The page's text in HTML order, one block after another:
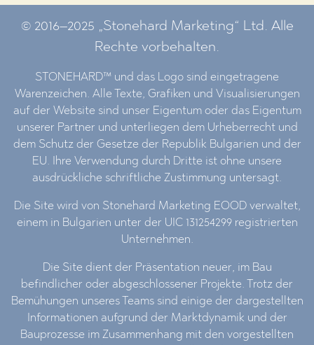
© 2016–2025 „Stonehard Marketing“ Ltd. Alle
Rechte vorbehalten.
STONEHARD™ und das Logo sind eingetragene
Warenzeichen. Alle Texte, Grafiken und Visualisierungen
auf der Website sind unser Eigentum oder das Eigentum
unserer Partner und unterliegen dem Urheberrecht und
dem Schutz der Gesetze der Republik Bulgarien und der
EU. Ihre Verwendung durch Dritte ist ohne unsere
ausdrückliche schriftliche Zustimmung untersagt.
Die Site wird von Stonehard Marketing EOOD verwaltet,
einem in Bulgarien unter der UIC 131254299 registrierten
Unternehmen.
Die Site dient der Präsentation neuer, im Bau
befindlicher oder abgeschlossener Projekte. Trotz der
Bemühungen unseres Teams sind einige der dargestellten
Informationen aufgrund der Marktdynamik und der
Bauprozesse im Zusammenhang mit den vorgestellten